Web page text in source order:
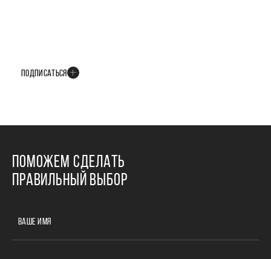
ПОДПИСАТЬСЯ
ПОМОЖЕМ СДЕЛАТЬ
ПРАВИЛЬНЫЙ ВЫБОР
ВАШЕ ИМЯ